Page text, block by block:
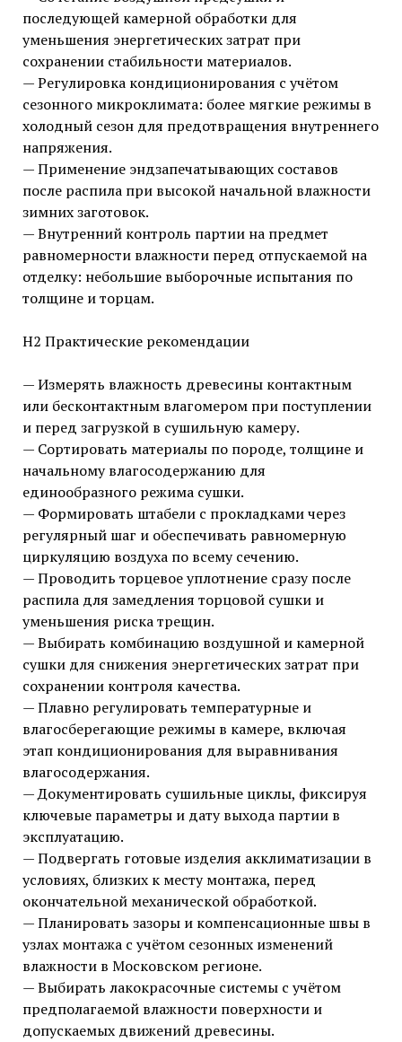
последующей камерной обработки для
уменьшения энергетических затрат при
сохранении стабильности материалов.
— Регулировка кондиционирования с учётом
сезонного микроклимата: более мягкие режимы в
холодный сезон для предотвращения внутреннего
напряжения.
— Применение эндзапечатывающих составов
после распила при высокой начальной влажности
зимних заготовок.
— Внутренний контроль партии на предмет
равномерности влажности перед отпускаемой на
отделку: небольшие выборочные испытания по
толщине и торцам.
H2 Практические рекомендации
— Измерять влажность древесины контактным
или бесконтактным влагомером при поступлении
и перед загрузкой в сушильную камеру.
— Сортировать материалы по породе, толщине и
начальному влагосодержанию для
единообразного режима сушки.
— Формировать штабели с прокладками через
регулярный шаг и обеспечивать равномерную
циркуляцию воздуха по всему сечению.
— Проводить торцевое уплотнение сразу после
распила для замедления торцовой сушки и
уменьшения риска трещин.
— Выбирать комбинацию воздушной и камерной
сушки для снижения энергетических затрат при
сохранении контроля качества.
— Плавно регулировать температурные и
влагосберегающие режимы в камере, включая
этап кондиционирования для выравнивания
влагосодержания.
— Документировать сушильные циклы, фиксируя
ключевые параметры и дату выхода партии в
эксплуатацию.
— Подвергать готовые изделия акклиматизации в
условиях, близких к месту монтажа, перед
окончательной механической обработкой.
— Планировать зазоры и компенсационные швы в
узлах монтажа с учётом сезонных изменений
влажности в Московском регионе.
— Выбирать лакокрасочные системы с учётом
предполагаемой влажности поверхности и
допускаемых движений древесины.